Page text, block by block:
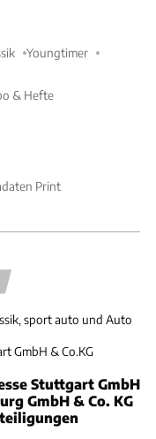
Youngtimer
& Hefte
Print
sport auto und Auto
GmbH & Co.KG
Stuttgart GmbH
GmbH & Co. KG